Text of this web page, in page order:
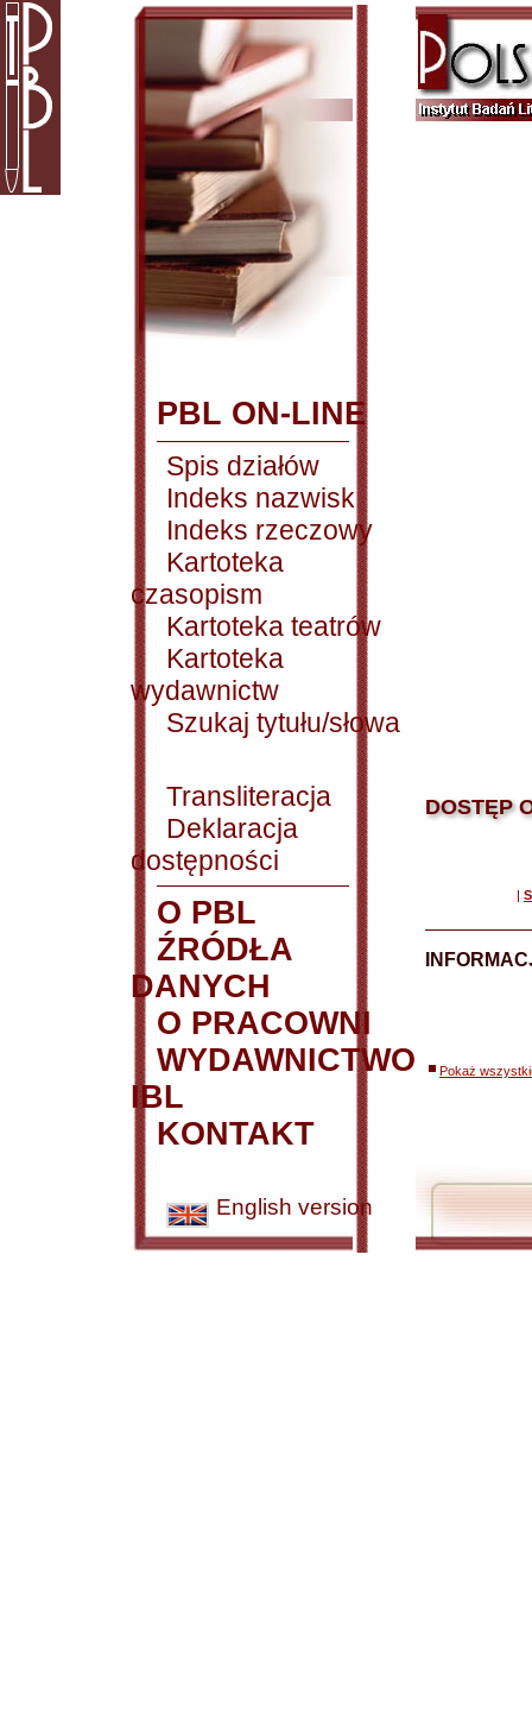
PBL ON-LINE
Spis działów
Indeks nazwisk
Indeks rzeczowy
Kartoteka
czasopism
Kartoteka teatrów
Kartoteka
wydawnictw
Szukaj tytułu/słowa
Transliteracja
Deklaracja
dostępności
O PBL
ŹRÓDŁA
DANYCH
O PRACOWNI
WYDAWNICTWO
IBL
KONTAKT
English version
DOSTĘP
|
Pokaż